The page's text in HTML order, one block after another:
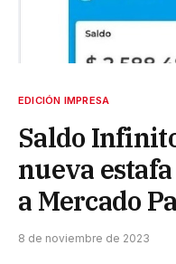
EDICIÓN IMPRESA
Saldo
nueva
a Mercado
8 de noviembre de 2023